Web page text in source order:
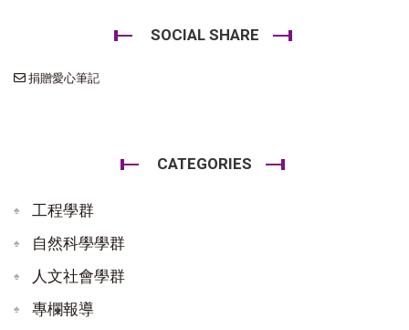
SOCIAL SHARE
捐贈愛心筆記
CATEGORIES
工程學群
自然科學學群
人文社會學群
專欄報導